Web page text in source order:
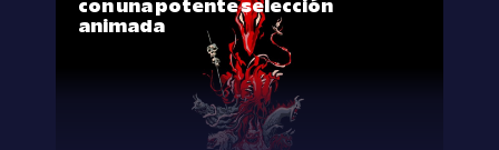
con una potente selección
animada